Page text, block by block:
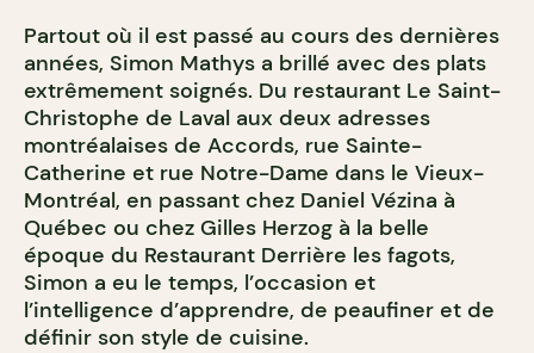
Partout où il est passé au cours des dernières
années, Simon Mathys a brillé avec des plats
extrêmement soignés. Du restaurant Le Saint-
Christophe de Laval aux deux adresses
montréalaises de Accords, rue Sainte-
Catherine et rue Notre-Dame dans le Vieux-
Montréal, en passant chez Daniel Vézina à
Québec ou chez Gilles Herzog à la belle
époque du Restaurant Derrière les fagots,
Simon a eu le temps, l’occasion et
l’intelligence d’apprendre, de peaufiner et de
définir son style de cuisine.